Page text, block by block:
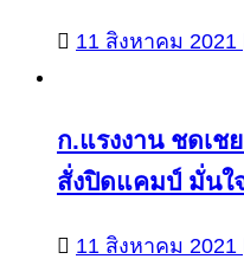
11 สิงหาคม 2021
ก.แรงงาน ชดเช
สั่งปิดแคมป์ มั่นใ
11 สิงหาคม 2021